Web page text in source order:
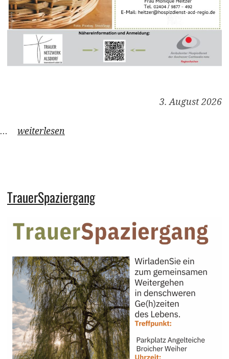
3. August 2026
… weiterlesen
TrauerSpaziergang